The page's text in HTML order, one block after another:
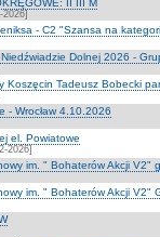
II III M
- C2 "Szansa na
Dolnej 2026 -
Koszęcin Tadeusz Bobecki
- Wrocław 4.10.2026
el. Powiatowe
2026]
im. " Bohaterów Akcji V2"
im. " Bohaterów Akcji V2"